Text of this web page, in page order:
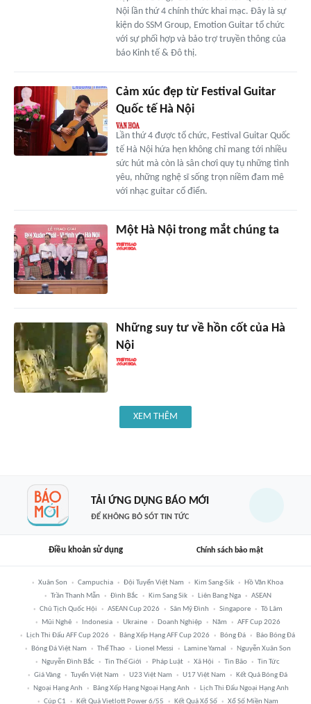
Nội lần thứ 4 chính thức khai mạc. Đây là sự
kiện do SSM Group, Emotion Guitar tổ chức
với sự phối hợp và bảo trợ truyền thông của
báo Kinh tế & Đô thị.
Cảm xúc đẹp từ Festival Guitar
Quốc tế Hà Nội
Lần thứ 4 được tổ chức, Festival Guitar Quốc
tế Hà Nội hứa hẹn không chỉ mang tới nhiều
sức hút mà còn là sân chơi quy tụ những tình
yêu, những nghệ sĩ sống trọn niềm đam mê
với nhạc guitar cổ điển.
Một Hà Nội trong mắt chúng ta
Những suy tư về hồn cốt của Hà
Nội
XEM THÊM
TẢI ỨNG DỤNG BÁO MỚI
ĐỂ KHÔNG BỎ SÓT TIN TỨC
Điều khoản sử dụng Chính sách bảo mật
Xuân Son Campuchia Đội Tuyển Việt Nam Kim Sang-Sik
Hồ Văn Khoa
Trần Thanh Mẫn
Đình Bắc Kim Sang Sik Liên Bang Nga
ASEAN
Chủ Tịch Quốc Hội
ASEAN Cup 2026 Sân Mỹ Đình Singapore
Tô Lâm
Mũi Nghê
Indonesia Ukraine Doanh Nghiệp Năm
AFF Cup 2026
Lịch Thi Đấu AFF Cup 2026
Bảng Xếp Hạng AFF Cup 2026 Bóng Đá
Báo Bóng Đá
Bóng Đá Việt Nam
Thể Thao Lionel Messi Lamine Yamal
Nguyễn Xuân Son
Nguyễn Đình Bắc
Tin Thế Giới Pháp Luật Xã Hội Tin Bão
Tin Tức
Giá Vàng
Tuyển Việt Nam U23 Việt Nam U17 Việt Nam
Kết Quả Bóng Đá
Ngoại Hạng Anh
Bảng Xếp Hạng Ngoại Hạng Anh
Lịch Thi Đấu Ngoại Hạng Anh
Cúp C1
Kết Quả Vietlott Power 6/55 Kết Quả Xổ Số Xổ Số Miền Nam